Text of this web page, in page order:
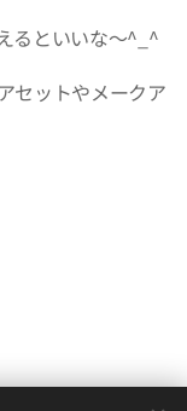
るといいな〜^_^
セットやメークア